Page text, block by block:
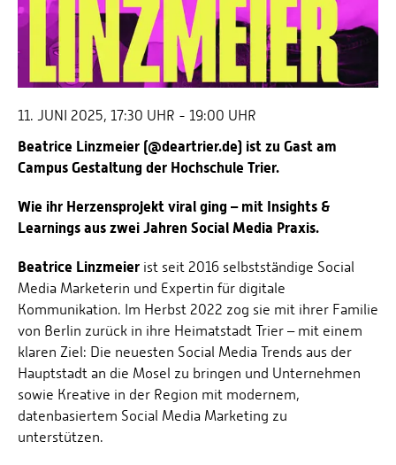
11. JUNI 2025, 17:30 UHR - 19:00 UHR
Beatrice Linzmeier (@deartrier.de) ist zu Gast am
Campus Gestaltung der Hochschule Trier.
Wie ihr Herzensprojekt viral ging – mit Insights &
Learnings aus zwei Jahren Social Media Praxis.
Beatrice Linzmeier ist seit 2016 selbstständige Social
Media Marketerin und Expertin für digitale
Kommunikation. Im Herbst 2022 zog sie mit ihrer Familie
von Berlin zurück in ihre Heimatstadt Trier – mit einem
klaren Ziel: Die neuesten Social Media Trends aus der
Hauptstadt an die Mosel zu bringen und Unternehmen
sowie Kreative in der Region mit modernem,
datenbasiertem Social Media Marketing zu
unterstützen.